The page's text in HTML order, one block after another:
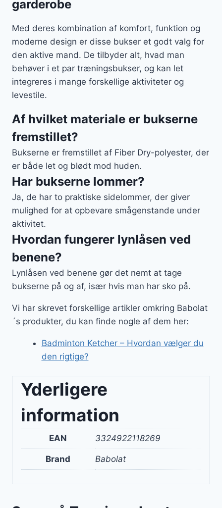
garderobe
Med deres kombination af komfort, funktion og
moderne design er disse bukser et godt valg for
den aktive mand. De tilbyder alt, hvad man
behøver i et par træningsbukser, og kan let
integreres i mange forskellige aktiviteter og
levestile.
Af hvilket materiale er bukserne
fremstillet?
Bukserne er fremstillet af Fiber Dry-polyester, der
er både let og blødt mod huden.
Har bukserne lommer?
Ja, de har to praktiske sidelommer, der giver
mulighed for at opbevare smågenstande under
aktivitet.
Hvordan fungerer lynlåsen ved
benene?
Lynlåsen ved benene gør det nemt at tage
bukserne på og af, især hvis man har sko på.
Vi har skrevet forskellige artikler omkring Babolat
´s produkter, du kan finde nogle af dem her:
Badminton Ketcher – Hvordan vælger du
den rigtige?
Yderligere
information
EAN 3324922118269
Brand Babolat